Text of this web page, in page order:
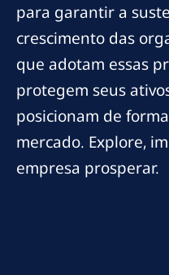
para garantir a
crescimento das
que adotam essas
protegem seus
posicionam de
mercado. Explore,
empresa prosperar.